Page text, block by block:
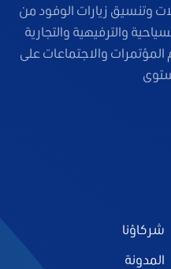
وتنسيق زيارات الوفود من
والترفيهية والتجارية
المؤتمرات والاجتماعات على
شركاؤنا
المدونة